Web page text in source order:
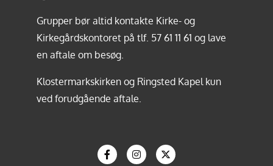
Grupper bør altid kontakte Kirke- og
Kirkegårdskontoret på tlf. 57 61 11 61 og lave
en aftale om besøg.
Klostermarkskirken og Ringsted Kapel kun
ved forudgående aftale.